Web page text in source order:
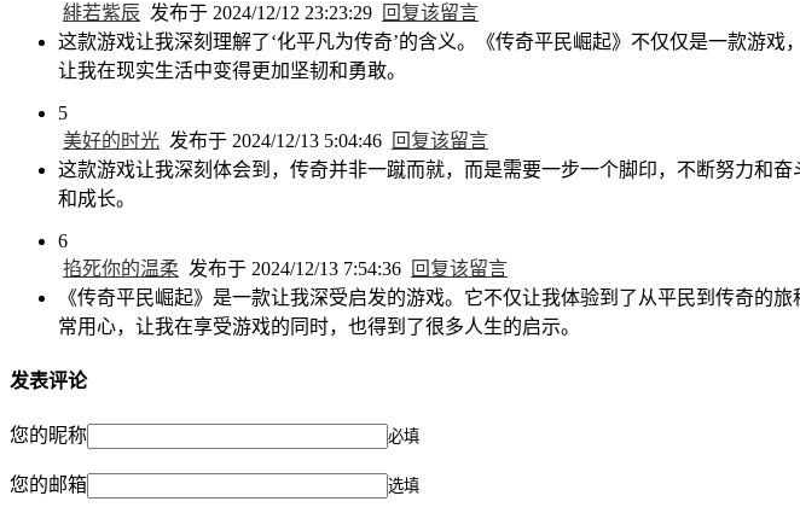
緋若紫辰 发布于 2024/12/12 23:23:29
回复该留言
这款游戏让我深刻理解了‘化平凡为传奇’的含义。《传奇平民崛起》不仅仅是一款游
让我在现实生活中变得更加坚韧和勇敢。
5
美好的时光 发布于 2024/12/13 5:04:46
回复该留言
这款游戏让我深刻体会到，传奇并非一蹴而就，而是需要一步一个脚印，不断努力和
和成长。
6
掐死你的温柔 发布于 2024/12/13 7:54:36
回复该留言
《传奇平民崛起》是一款让我深受启发的游戏。它不仅让我体验到了从平民到传奇的
常用心，让我在享受游戏的同时，也得到了很多人生的启示。
发表评论
您的昵称 必填
您的邮箱 选填